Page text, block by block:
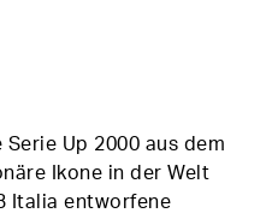
Serie Up 2000 aus dem
Ikone in der Welt
Italia entworfene